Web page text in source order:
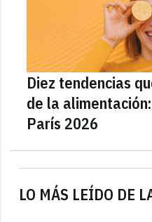
LO MÁS LEÍDO DE
Diez tendencias
de la
París 2026